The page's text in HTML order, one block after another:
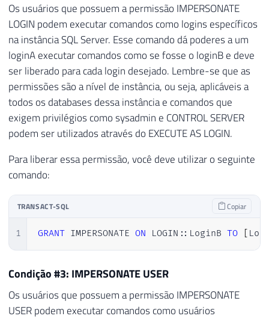
Os usuários que possuem a permissão IMPERSONATE
LOGIN podem executar comandos como logins específicos
na instância SQL Server. Esse comando dá poderes a um
loginA executar comandos como se fosse o loginB e deve
ser liberado para cada login desejado. Lembre-se que as
permissões são a nível de instância, ou seja, aplicáveis a
todos os databases dessa instância e comandos que
exigem privilégios como sysadmin e CONTROL SERVER
podem ser utilizados através do EXECUTE AS LOGIN.
Para liberar essa permissão, você deve utilizar o seguinte
comando:
TRANSACT-SQL Copiar
1 GRANT IMPERSONATE ON LOGIN::LoginB TO
Condição #3: IMPERSONATE USER
Os usuários que possuem a permissão IMPERSONATE
USER podem executar comandos como usuários